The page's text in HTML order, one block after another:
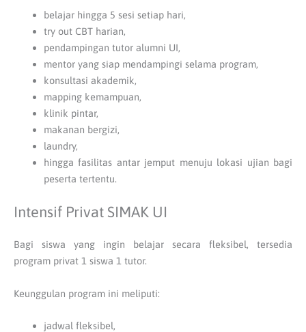
belajar hingga 5 sesi setiap hari,
try out CBT harian,
pendampingan tutor alumni UI,
mentor yang siap mendampingi selama program,
konsultasi akademik,
mapping kemampuan,
klinik pintar,
makanan bergizi,
laundry,
hingga fasilitas antar jemput menuju lokasi ujian bagi
peserta tertentu.
Intensif Privat SIMAK UI
Bagi siswa yang ingin belajar secara fleksibel, tersedia
program privat 1 siswa 1 tutor.
Keunggulan program ini meliputi:
jadwal fleksibel,